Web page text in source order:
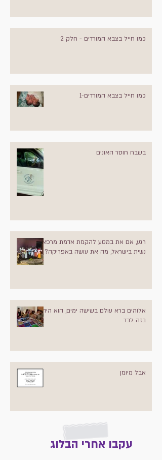
כמו חייל בצבא המורדים - חלק 2
כמו חייל בצבא המורדים-1
בשבח חוסר האונים
רגע, אם את במסע להקמת אדמת מרפא
נשית בישראל, מה את עושה באפריקה?
אלוהים ברא עולם בשישה ימים, הוא היה
בזה לבד
אבל מיומן
עקבו אחרי הבלוג